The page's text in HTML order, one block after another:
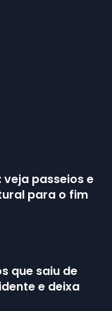
veja passeios e
para o fim
que saiu de
e deixa